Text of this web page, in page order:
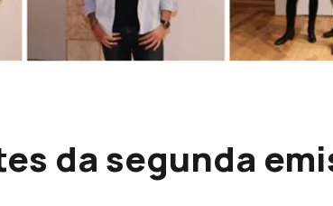
da segunda